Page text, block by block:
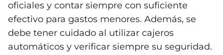
oficiales y contar siempre con suficiente
efectivo para gastos menores. Además, se
debe tener cuidado al utilizar cajeros
automáticos y verificar siempre su seguridad.